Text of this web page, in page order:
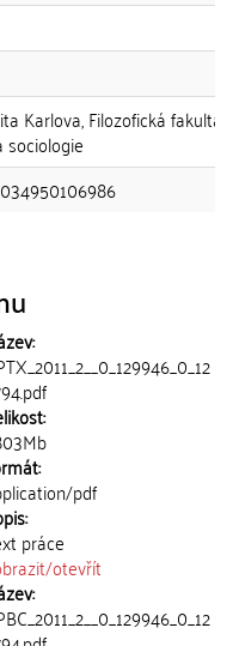
Karlova, Filozofická fakulta,
sociologie
pdf
práce
otevřít